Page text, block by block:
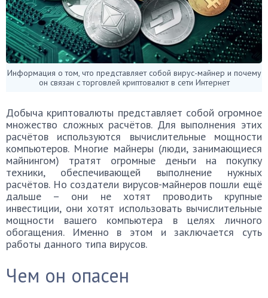
Информация о том, что представляет собой вирус-майнер и почему
он связан с торговлей криптовалют в сети Интернет
Добыча криптовалюты представляет собой огромное
множество сложных расчётов. Для выполнения этих
расчётов используются вычислительные мощности
компьютеров. Многие майнеры (люди, занимающиеся
майнингом) тратят огромные деньги на покупку
техники, обеспечивающей выполнение нужных
расчётов. Но создатели вирусов-майнеров пошли ещё
дальше – они не хотят проводить крупные
инвестиции, они хотят использовать вычислительные
мощности вашего компьютера в целях личного
обогащения. Именно в этом и заключается суть
работы данного типа вирусов.
Чем он опасен